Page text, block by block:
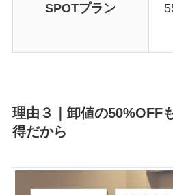
SPOTプラン
理由３｜卸値の50%OFF
得だから